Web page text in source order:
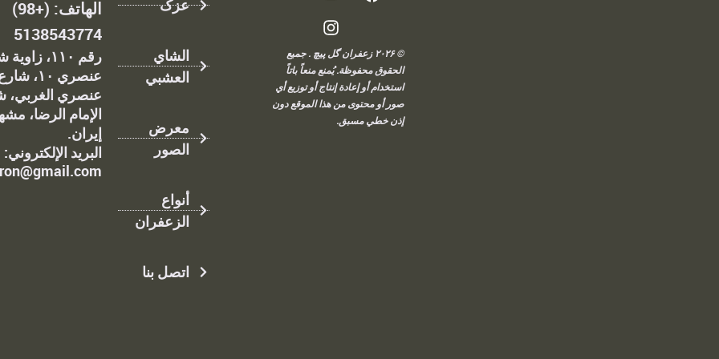
الهاتف: (+98)
5138543774
رقم ١١٠،
عنصري ١٠،
عنصري الغربي،
الإمام الرضا،
إيران.
البريد الإلكتروني:
عزک
الشاي
العشبي
معرض
الصور
أنواع
الزعفران
اتصل بنا
© ۲۰۲۶ زعفران گل پیچ . جميع
الحقوق محفوظة. يُمنع منعاً باتاً
استخدام أو إعادة إنتاج أو توزيع أي
صور أو محتوى من هذا الموقع دون
إذن خطي مسبق.